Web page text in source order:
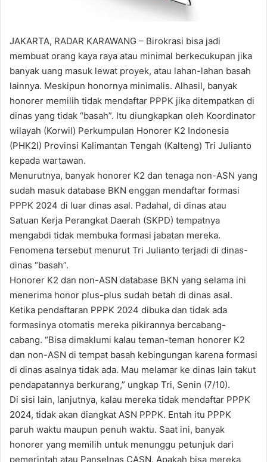
JAKARTA, RADAR KARAWANG – Birokrasi bisa jadi
membuat orang kaya raya atau minimal berkecukupan jika
banyak uang masuk lewat proyek, atau lahan-lahan basah
lainnya. Meskipun honornya minimalis. Alhasil, banyak
honorer memilih tidak mendaftar PPPK jika ditempatkan di
dinas yang tidak “basah”. Itu diungkapkan oleh Koordinator
wilayah (Korwil) Perkumpulan Honorer K2 Indonesia
(PHK2I) Provinsi Kalimantan Tengah (Kalteng) Tri Julianto
kepada wartawan.
Menurutnya, banyak honorer K2 dan tenaga non-ASN yang
sudah masuk database BKN enggan mendaftar formasi
PPPK 2024 di luar dinas asal. Padahal, di dinas atau
Satuan Kerja Perangkat Daerah (SKPD) tempatnya
mengabdi tidak membuka formasi jabatan mereka.
Fenomena tersebut menurut Tri Julianto terjadi di dinas-
dinas “basah”.
Honorer K2 dan non-ASN database BKN yang selama ini
menerima honor plus-plus sudah betah di dinas asal.
Ketika pendaftaran PPPK 2024 dibuka dan tidak ada
formasinya otomatis mereka pikirannya bercabang-
cabang. “Bisa dimaklumi kalau teman-teman honorer K2
dan non-ASN di tempat basah kebingungan karena formasi
di dinas asalnya tidak ada. Mau melamar ke dinas lain takut
pendapatannya berkurang,” ungkap Tri, Senin (7/10).
Di sisi lain, lanjutnya, kalau mereka tidak mendaftar PPPK
2024, tidak akan diangkat ASN PPPK. Entah itu PPPK
paruh waktu maupun penuh waktu. Saat ini, banyak
honorer yang memilih untuk menunggu petunjuk dari
pemerintah atau Panselnas CASN. Apakah bisa mereka